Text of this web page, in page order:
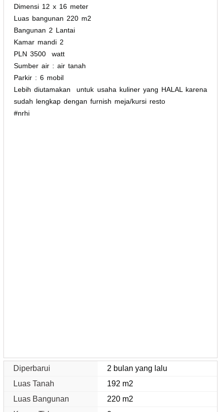
Dimensi 12 x 16 meter
Luas bangunan 220 m2
Bangunan 2 Lantai
Kamar mandi 2
PLN 3500 watt
Sumber air : air tanah
Parkir : 6 mobil
Lebih diutamakan untuk usaha kuliner yang HALAL karena
sudah lengkap dengan furnish meja/kursi resto
#nrhi
Diperbarui
2 bulan yang lalu
Luas Tanah
192 m2
Luas Bangunan
220 m2